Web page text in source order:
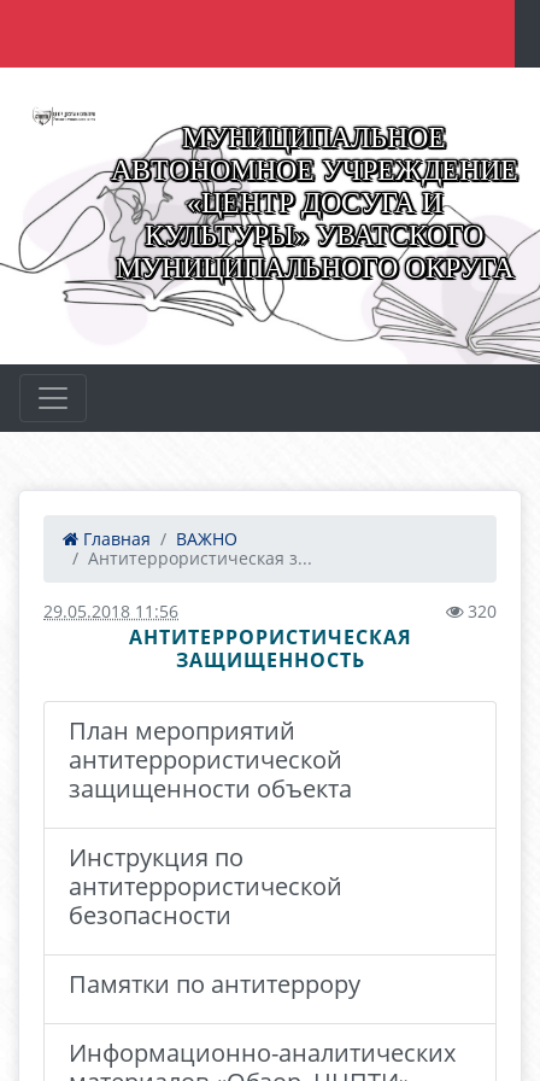
МУНИЦИПАЛЬНОЕ
АВТОНОМНОЕ УЧРЕЖДЕНИЕ
«ЦЕНТР ДОСУГА И
КУЛЬТУРЫ» УВАТСКОГО
МУНИЦИПАЛЬНОГО ОКРУГА
Главная
ВАЖНО
Антитеррористическая з...
29.05.2018 11:56 320
АНТИТЕРРОРИСТИЧЕСКАЯ
ЗАЩИЩЕННОСТЬ
План мероприятий
антитеррористической
защищенности объекта
Инструкция по
антитеррористической
безопасности
Памятки по антитеррору
Информационно-аналитических